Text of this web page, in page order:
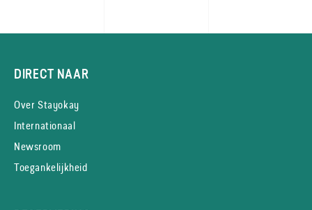
DIRECT NAAR
Over Stayokay
Internationaal
Newsroom
Toegankelijkheid